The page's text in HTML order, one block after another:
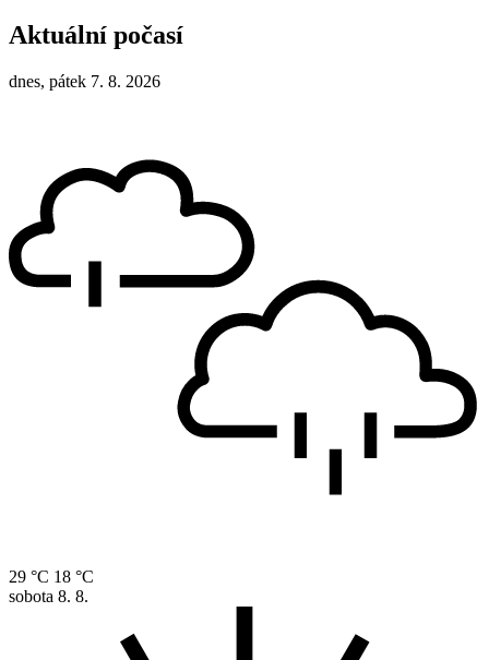
Aktuální počasí
dnes, pátek 7. 8. 2026
29 °C 18 °C
sobota 8. 8.